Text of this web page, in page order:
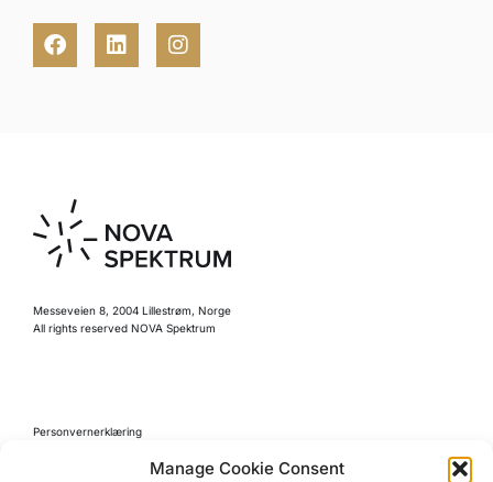
Manage Cookie Consent
Messeveien 8, 2004 Lillestrøm, Norge
All rights reserved NOVA Spektrum
Personvernerklæring